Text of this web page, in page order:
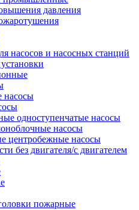
давления
насосов и насосных станций
насосы
одноступенчатые насосы
насосы
центробежные насосы
без двигателя/с двигателем
пожарные